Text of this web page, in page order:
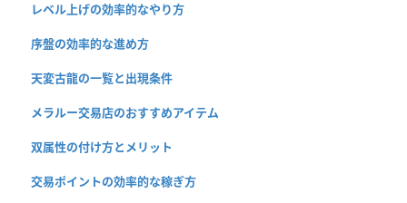
レベル上げの効率的なやり方
序盤の効率的な進め方
天変古龍の一覧と出現条件
メラルー交易店のおすすめアイテム
双属性の付け方とメリット
交易ポイントの効率的な稼ぎ方